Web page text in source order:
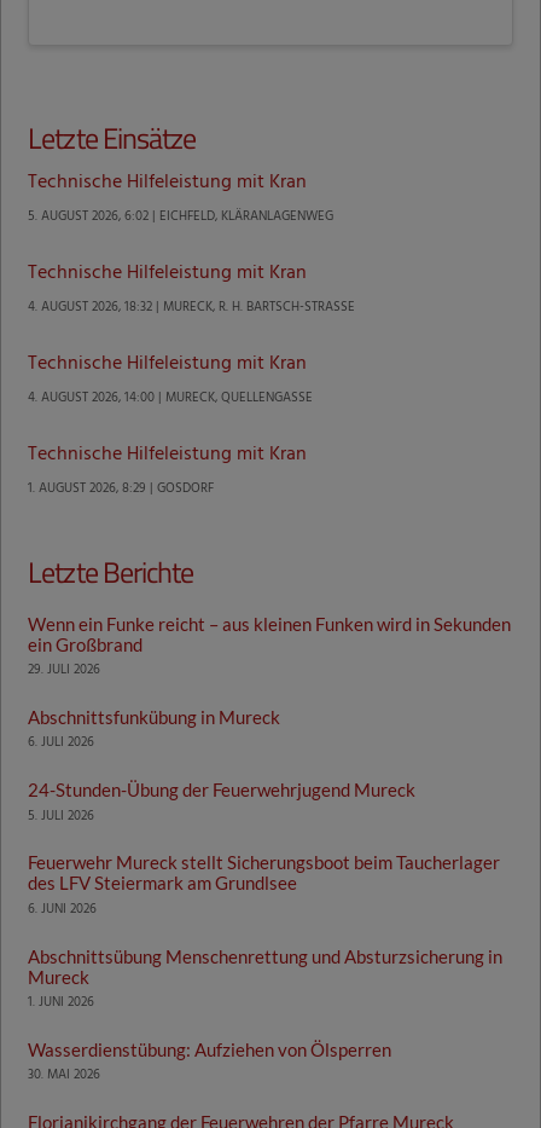
Letzte Einsätze
Technische Hilfeleistung mit Kran
5. AUGUST 2026, 6:02 | EICHFELD, KLÄRANLAGENWEG
Technische Hilfeleistung mit Kran
4. AUGUST 2026, 18:32 | MURECK, R. H. BARTSCH-STRASSE
Technische Hilfeleistung mit Kran
4. AUGUST 2026, 14:00 | MURECK, QUELLENGASSE
Technische Hilfeleistung mit Kran
1. AUGUST 2026, 8:29 | GOSDORF
Letzte Berichte
Wenn ein Funke reicht – aus kleinen Funken wird in Sekunden
ein Großbrand
29. JULI 2026
Abschnittsfunkübung in Mureck
6. JULI 2026
24-Stunden-Übung der Feuerwehrjugend Mureck
5. JULI 2026
Feuerwehr Mureck stellt Sicherungsboot beim Taucherlager
des LFV Steiermark am Grundlsee
6. JUNI 2026
Abschnittsübung Menschenrettung und Absturzsicherung in
Mureck
1. JUNI 2026
Wasserdienstübung: Aufziehen von Ölsperren
30. MAI 2026
Florianikirchgang der Feuerwehren der Pfarre Mureck